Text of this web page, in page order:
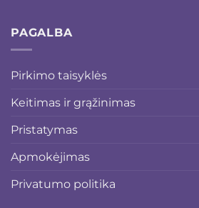
PAGALBA
Pirkimo taisyklės
Keitimas ir grąžinimas
Pristatymas
Apmokėjimas
Privatumo politika